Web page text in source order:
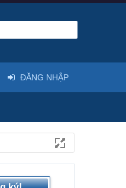
ĐĂNG NHẬP